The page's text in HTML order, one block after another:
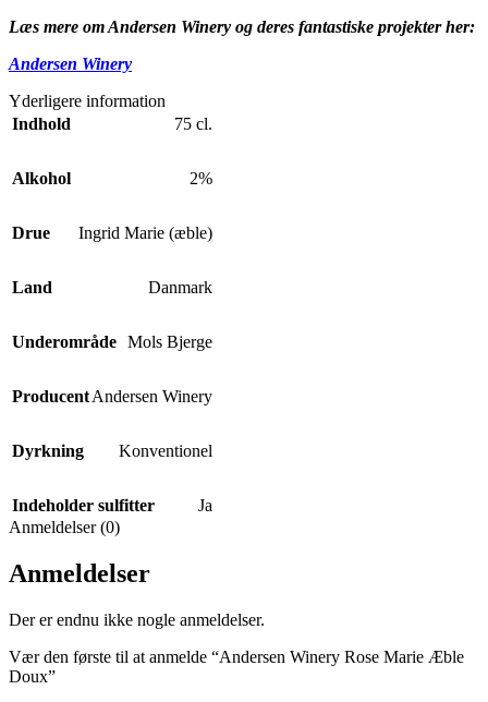
Læs mere om Andersen Winery og deres fantastiske projekter her:
Andersen Winery
Yderligere information
Indhold
75 cl.
Alkohol 2%
Drue Ingrid Marie (æble)
Land Danmark
Underområde Mols Bjerge
ProducentAndersen Winery
Dyrkning Konventionel
Indeholder sulfitter
Ja
Anmeldelser (0)
Anmeldelser
Der er endnu ikke nogle anmeldelser.
Vær den første til at anmelde “Andersen Winery Rose Marie Æble
Doux”